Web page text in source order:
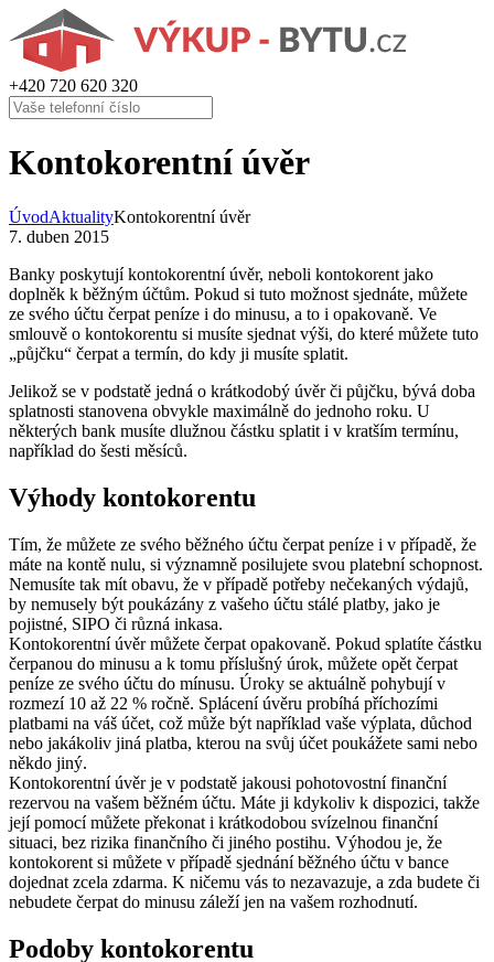
+420 720 620 320
Kontokorentní úvěr
ÚvodAktualityKontokorentní úvěr
7. duben 2015
Banky poskytují kontokorentní úvěr, neboli kontokorent jako
doplněk k běžným účtům. Pokud si tuto možnost sjednáte, můžete
ze svého účtu čerpat peníze i do minusu, a to i opakovaně. Ve
smlouvě o kontokorentu si musíte sjednat výši, do které můžete tuto
„půjčku“ čerpat a termín, do kdy ji musíte splatit.
Jelikož se v podstatě jedná o krátkodobý úvěr či půjčku, bývá doba
splatnosti stanovena obvykle maximálně do jednoho roku. U
některých bank musíte dlužnou částku splatit i v kratším termínu,
například do šesti měsíců.
Výhody kontokorentu
Tím, že můžete ze svého běžného účtu čerpat peníze i v případě, že
máte na kontě nulu, si významně posilujete svou platební schopnost.
Nemusíte tak mít obavu, že v případě potřeby nečekaných výdajů,
by nemusely být poukázány z vašeho účtu stálé platby, jako je
pojistné, SIPO či různá inkasa.
Kontokorentní úvěr můžete čerpat opakovaně. Pokud splatíte částku
čerpanou do minusu a k tomu příslušný úrok, můžete opět čerpat
peníze ze svého účtu do mínusu. Úroky se aktuálně pohybují v
rozmezí 10 až 22 % ročně. Splácení úvěru probíhá příchozími
platbami na váš účet, což může být například vaše výplata, důchod
nebo jakákoliv jiná platba, kterou na svůj účet poukážete sami nebo
někdo jiný.
Kontokorentní úvěr je v podstatě jakousi pohotovostní finanční
rezervou na vašem běžném účtu. Máte ji kdykoliv k dispozici, takže
její pomocí můžete překonat i krátkodobou svízelnou finanční
situaci, bez rizika finančního či jiného postihu. Výhodou je, že
kontokorent si můžete v případě sjednání běžného účtu v bance
dojednat zcela zdarma. K ničemu vás to nezavazuje, a zda budete či
nebudete čerpat do minusu záleží jen na vašem rozhodnutí.
Podoby kontokorentu